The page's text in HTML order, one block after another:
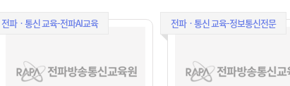
전파ㆍ통신 교육-전파AI교육 전파ㆍ통신 교육-정보통신전문